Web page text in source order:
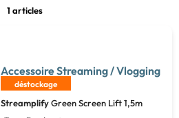
1 articles
Accessoire Streaming / Vlogging
déstockage
StreamplifyGreen Screen Lift 1,5m